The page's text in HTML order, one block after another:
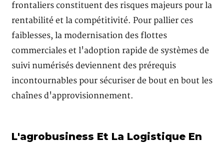
frontaliers constituent des risques majeurs pour la
rentabilité et la compétitivité. Pour pallier ces
faiblesses, la modernisation des flottes
commerciales et l'adoption rapide de systèmes de
suivi numérisés deviennent des prérequis
incontournables pour sécuriser de bout en bout les
chaînes d'approvisionnement.
L'agrobusiness Et La Logistique En